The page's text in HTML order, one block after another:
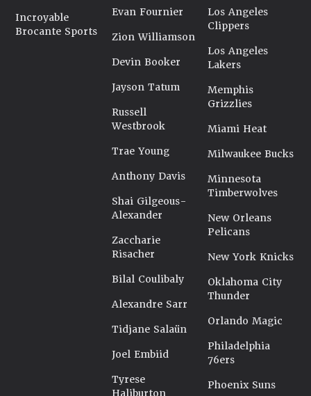
Incroyable
Brocante Sports
Evan Fournier
Zion Williamson
Devin Booker
Jayson Tatum
Russell
Westbrook
Trae Young
Anthony Davis
Shai Gilgeous-
Alexander
Zaccharie
Risacher
Bilal Coulibaly
Alexandre Sarr
Tidjane Salaün
Joel Embiid
Tyrese
Los Angeles
Clippers
Los Angeles
Lakers
Memphis
Grizzlies
Miami Heat
Milwaukee Bucks
Minnesota
Timberwolves
New Orleans
Pelicans
New York Knicks
Oklahoma City
Thunder
Orlando Magic
Philadelphia
76ers
Phoenix Suns